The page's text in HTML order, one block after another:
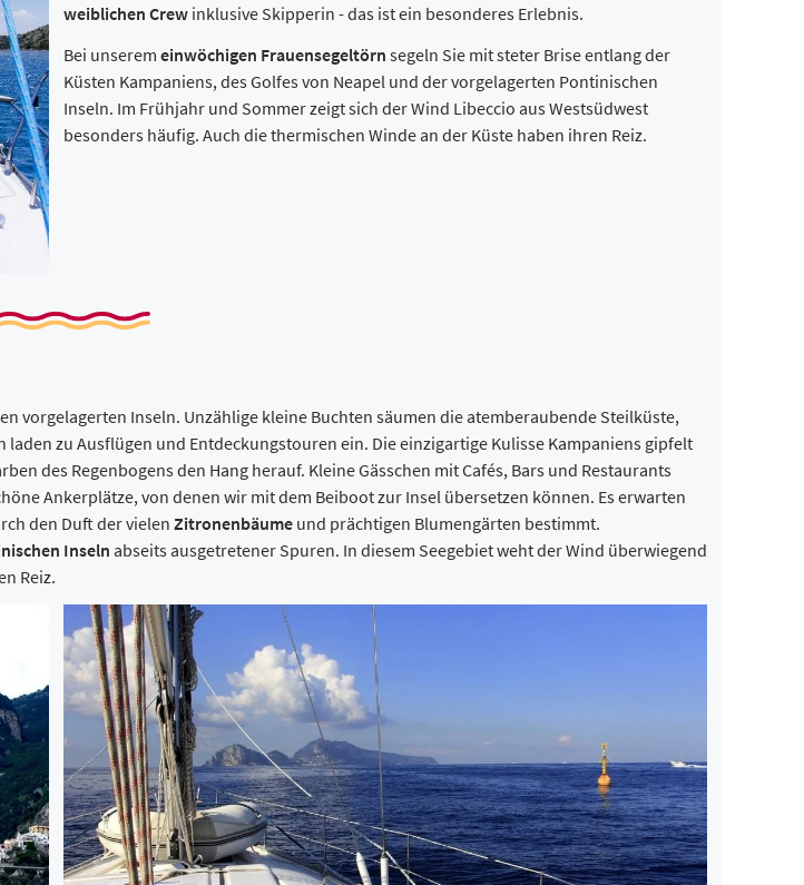
weiblichen Crew inklusive Skipperin - das ist ein besonderes Erlebnis.
Bei unserem einwöchigen Frauensegeltörn segeln Sie mit steter Brise entlang der
Küsten Kampaniens, des Golfes von Neapel und der vorgelagerten Pontinischen
Inseln. Im Frühjahr und Sommer zeigt sich der Wind Libeccio aus Westsüdwest
besonders häufig. Auch die thermischen Winde an der Küste haben ihren Reiz.
vorgelagerten Inseln. Unzählige kleine Buchten säumen die atemberaubende Steilküste,
zu Ausflügen und Entdeckungstouren ein. Die einzigartige Kulisse Kampaniens gipfelt
des Regenbogens den Hang herauf. Kleine Gässchen mit Cafés, Bars und Restaurants
Ankerplätze, von denen wir mit dem Beiboot zur Insel übersetzen können. Es erwarten
den Duft der vielen Zitronenbäumeund prächtigen Blumengärten bestimmt.
Inselnabseits ausgetretener Spuren. In diesem Seegebiet weht der Wind überwiegend
Reiz.